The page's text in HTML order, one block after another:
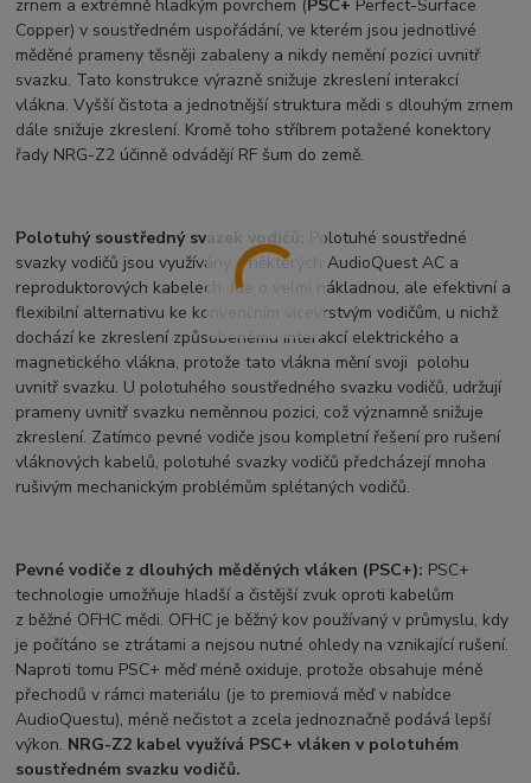
zrnem a extrémně hladkým povrchem (PSC+ Perfect-Surface
Copper) v soustředném uspořádání, ve kterém jsou jednotlivé
měděné prameny těsněji zabaleny a nikdy nemění pozici uvnitř
svazku. Tato konstrukce výrazně snižuje zkreslení interakcí
vlákna. Vyšší čistota a jednotnější struktura mědi s dlouhým zrnem
dále snižuje zkreslení. Kromě toho stříbrem potažené konektory
řady NRG-Z2 účinně odvádějí RF šum do země.
Polotuhý soustředný svazek vodičů:
Polotuhé soustředné
svazky vodičů jsou využívány v některých AudioQuest AC a
reproduktorových kabelech. Jde o velmi nákladnou, ale efektivní a
flexibilní alternativu ke konvenčním vícevrstvým vodičům, u nichž
dochází ke zkreslení způsobenému interakcí elektrického a
magnetického vlákna, protože tato vlákna mění svoji polohu
uvnitř svazku. U polotuhého soustředného svazku vodičů, udržují
prameny uvnitř svazku neměnnou pozici, což významně snižuje
zkreslení. Zatímco pevné vodiče jsou kompletní řešení pro rušení
vláknových kabelů, polotuhé svazky vodičů předcházejí mnoha
rušivým mechanickým problémům splétaných vodičů.
Pevné vodiče z dlouhých měděných vláken (PSC+): PSC+
technologie umožňuje hladší a čistější zvuk oproti kabelům
z běžné OFHC mědi. OFHC je běžný kov používaný v průmyslu, kdy
je počítáno se ztrátami a nejsou nutné ohledy na vznikající rušení.
Naproti tomu PSC+ měď méně oxiduje, protože obsahuje méně
přechodů v rámci materiálu (je to premiová měď v nabídce
AudioQuestu), méně nečistot a zcela jednoznačně podává lepší
výkon. NRG-Z2 kabel využívá PSC+ vláken v polotuhém
soustředném svazku vodičů.